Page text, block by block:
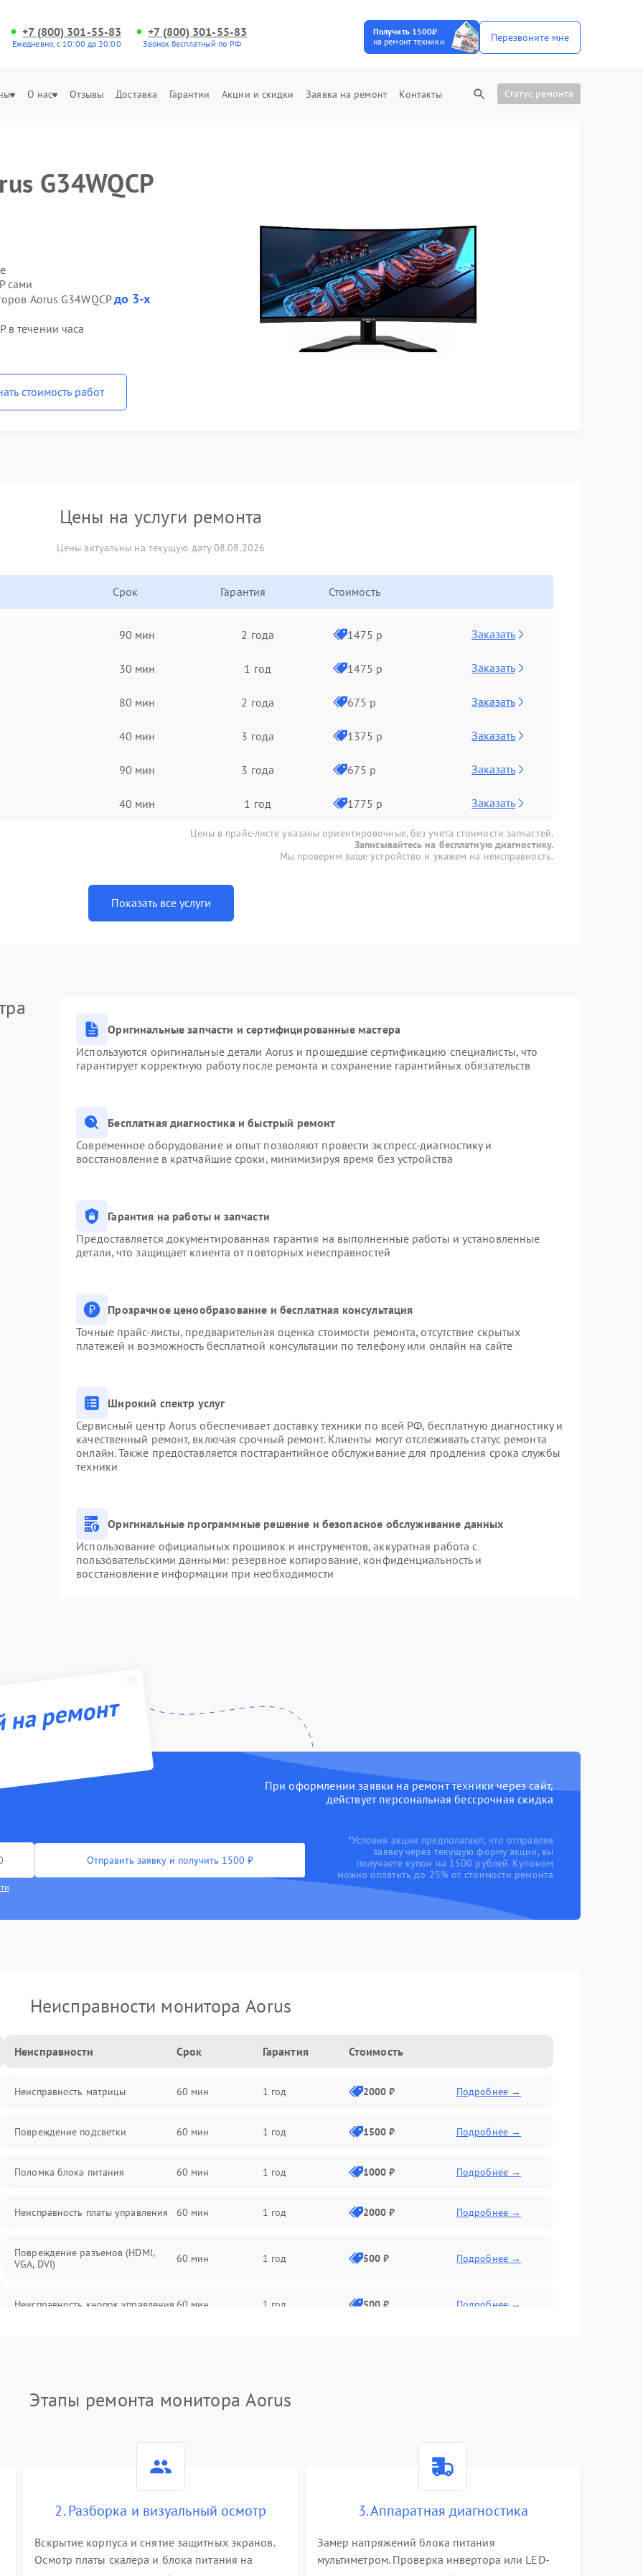
+7 (800) 301-55-83
Ежедневно, с 10:00 до 20:00
+7 (800) 301-55-83
Звонок бесплатный по РФ
Получить 1500₽
на ремонт техники
Перезвоните мне
О нас Отзывы Доставка Гарантии Акции и скидки Заявка на ремонт Контакты Статус ремонта
G34WQCP
сами
Aorus G34WQCPдо 3-х
в течении часа
стоимость работ
Цены на услуги ремонта
Цены актуальны на текущую дату 08.08.2026
Срок Гарантия Стоимость
90 мин 2 года 1475 р Заказать
30 мин 1 год 1475 р Заказать
80 мин 2 года 675 р Заказать
40 мин 3 года 1375 р Заказать
90 мин 3 года 675 р Заказать
40 мин 1 год 1775 р Заказать
Цены в прайс-листе указаны ориентировочные, без учета стоимости запчастей.
Записывайтесь на бесплатную диагностику.
Мы проверим ваше устройство и укажем на неисправность.
Показать все услуги
Оригинальные запчасти и сертифицированные мастера
Используются оригинальные детали Aorus и прошедшие сертификацию специалисты, что
гарантирует корректную работу после ремонта и сохранение гарантийных обязательств
Бесплатная диагностика и быстрый ремонт
Современное оборудование и опыт позволяют провести экспресс-диагностику и
восстановление в кратчайшие сроки, минимизируя время без устройства
Гарантия на работы и запчасти
Предоставляется документированная гарантия на выполненные работы и установленные
детали, что защищает клиента от повторных неисправностей
Прозрачное ценообразование и бесплатная консультация
Точные прайс-листы, предварительная оценка стоимости ремонта, отсутствие скрытых
платежей и возможность бесплатной консультации по телефону или онлайн на сайте
Широкий спектр услуг
Сервисный центр Aorus обеспечивает доставку техники по всей РФ, бесплатную диагностику и
качественный ремонт, включая срочный ремонт. Клиенты могут отслеживать статус ремонта
онлайн. Также предоставляется постгарантийное обслуживание для продления срока службы
техники
Оригинальные программные решение и безопасное обслуживание данных
Использование официальных прошивок и инструментов, аккуратная работа с
пользовательскими данными: резервное копирование, конфиденциальность и
восстановление информации при необходимости
ремонт
При оформлении заявки на ремонт техники через сайт,
действует персональная бессрочная скидка
Отправить заявку и получить 1500 ₽
*Условия акции предполагают, что отправляя
заявку через текущую форму акции, вы
получаете купон на 1500 рублей. Купоном
можно оплатить до 25% от стоимости ремонта
Неисправности монитора Aorus
Неисправности Срок Гарантия Стоимость
Неисправность матрицы 60 мин 1 год 2000 ₽ Подробнее →
Повреждение подсветки 60 мин 1 год 1500 ₽ Подробнее →
Поломка блока питания 60 мин 1 год 1000 ₽ Подробнее →
Неисправность платы управления 60 мин 1 год 2000 ₽ Подробнее →
Повреждение разъемов (HDMI,
VGA, DVI)
60 мин 1 год 500 ₽ Подробнее →
Неисправность кнопок управления 60 мин 1 год 500 ₽ Подробнее →
Поломка системы автоматического
короткого замыкания
Этапы ремонта монитора Aorus
2. Разборка и визуальный осмотр
Вскрытие корпуса и снятие защитных экранов.
Осмотр платы скалера и блока питания на
3. Аппаратная диагностика
Замер напряжений блока питания
мультиметром. Проверка инвертора или LED-